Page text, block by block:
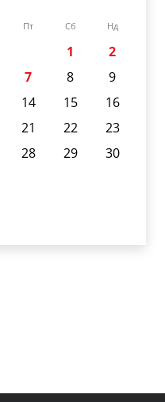
Пт Сб Нд
1
2
7 8
9
14 15
16
21 22
23
28 29
30